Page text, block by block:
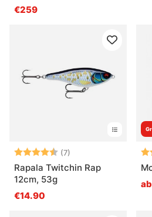
€259
Bewertung:(7)
4.3 von 5 Sternen
Rapala Twitchin Rap
12cm, 53g
€14.90